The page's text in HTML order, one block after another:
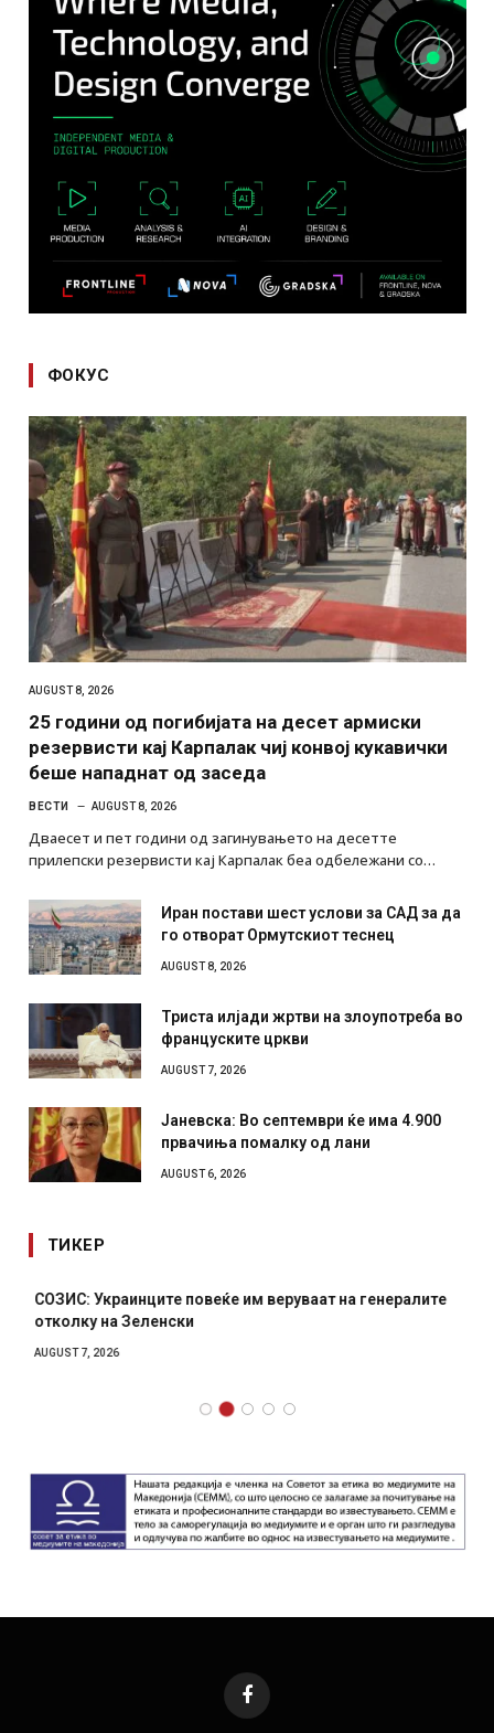
ФОКУС
AUGUST 8, 2026
25 години од погибијата на десет армиски
резервисти кај Карпалак чиј конвој кукавички
беше нападнат од заседа
ВЕСТИ AUGUST 8, 2026
Дваесет и пет години од загинувањето на десетте
прилепски резервисти кај Карпалак беа одбележани со…
Иран постави шест услови за САД за да
го отворат Ормутскиот теснец
AUGUST 8, 2026
Триста илјади жртви на злоупотреба во
француските цркви
AUGUST 7, 2026
Јаневска: Во септември ќе има 4.900
првачиња помалку од лани
AUGUST 6, 2026
ТИКЕР
СОЗИС: Украинците повеќе им веруваат на генералите
отколку на Зеленски
AUGUST 7, 2026
Facebook